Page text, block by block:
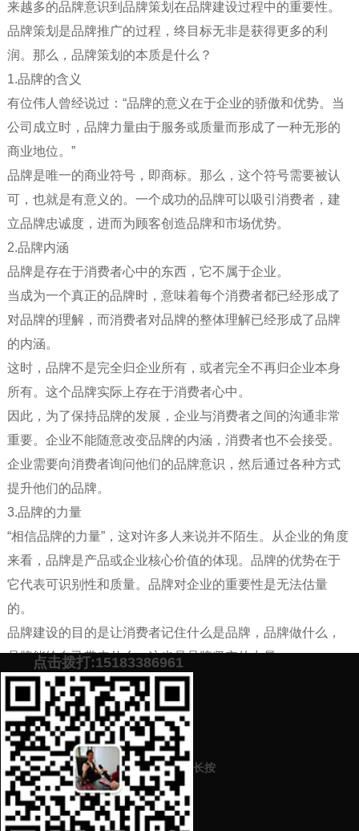
来越多的品牌意识到品牌策划在品牌建设过程中的重要性。
品牌策划是品牌推广的过程，终目标无非是获得更多的利
润。那么，品牌策划的本质是什么？
1.品牌的含义
有位伟人曾经说过：“品牌的意义在于企业的骄傲和优势。当
公司成立时，品牌力量由于服务或质量而形成了一种无形的
商业地位。”
品牌是唯一的商业符号，即商标。那么，这个符号需要被认
可，也就是有意义的。一个成功的品牌可以吸引消费者，建
立品牌忠诚度，进而为顾客创造品牌和市场优势。
2.品牌内涵
品牌是存在于消费者心中的东西，它不属于企业。
当成为一个真正的品牌时，意味着每个消费者都已经形成了
对品牌的理解，而消费者对品牌的整体理解已经形成了品牌
的内涵。
这时，品牌不是完全归企业所有，或者完全不再归企业本身
所有。这个品牌实际上存在于消费者心中。
因此，为了保持品牌的发展，企业与消费者之间的沟通非常
重要。企业不能随意改变品牌的内涵，消费者也不会接受。
企业需要向消费者询问他们的品牌意识，然后通过各种方式
提升他们的品牌。
3.品牌的力量
“相信品牌的力量”，这对许多人来说并不陌生。从企业的角度
来看，品牌是产品或企业核心价值的体现。品牌的优势在于
它代表可识别性和质量。品牌对企业的重要性是无法估量
的。
品牌建设的目的是让消费者记住什么是品牌，品牌做什么，
品牌能给自己带来什么，这也是品牌坚实的力量。
如需更多信息，请联系我们！
预约营销老师 添加微信号：scyxch
案！
上一篇：品牌策划的环节和细节（品牌策划具体怎么做）
下一篇：企业如何做好品牌策划来提升企业影响力
点击拨打:15183386961
长按